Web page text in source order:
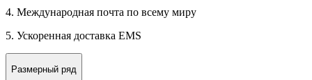
4. Международная почта по всему миру
5. Ускоренная доставка EMS
Размерный ряд